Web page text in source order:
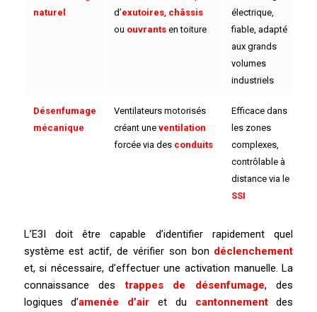
naturel
d’exutoires, châssis
ou ouvrantsen toiture
électrique,
fiable, adapté
aux grands
volumes
industriels
Désenfumage
mécanique
Ventilateurs motorisés
créant une ventilation
forcée via des conduits
Efficace dans
les zones
complexes,
contrôlable à
distance via le
SSI
L’E3I doit être capable d’identifier rapidement quel
système est actif, de vérifier son bon déclenchement
et, si nécessaire, d’effectuer une activation manuelle. La
connaissance destrappes de désenfumage, des
logiques d’amenée d’air et du cantonnementdes